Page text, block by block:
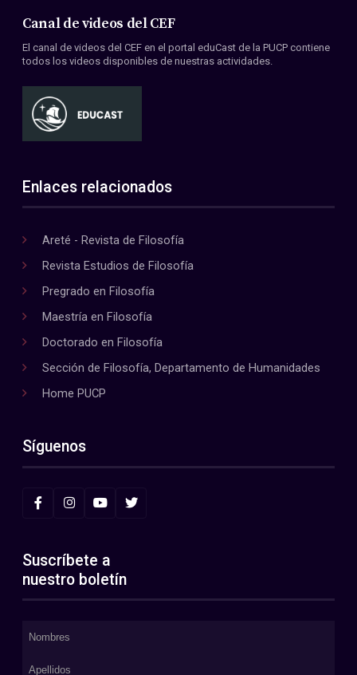
Canal de videos del CEF
El canal de videos del CEF en el portal eduCast de la PUCP contiene
todos los videos disponibles de nuestras actividades.
Enlaces relacionados
Areté - Revista de Filosofía
Revista Estudios de Filosofía
Pregrado en Filosofía
Maestría en Filosofía
Doctorado en Filosofía
Sección de Filosofía, Departamento de Humanidades
Home PUCP
Síguenos
Suscríbete a
nuestro boletín